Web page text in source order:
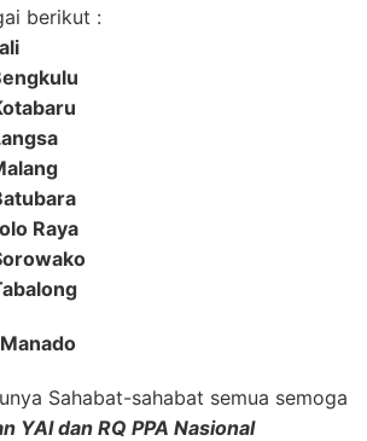
berikut :
Raya
Sahabat-sahabat semua semoga
YAI dan RQ PPA Nasional